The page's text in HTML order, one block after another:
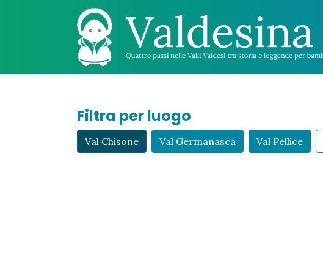
Filtra per luogo
Val Chisone Val Germanasca Val Pellice